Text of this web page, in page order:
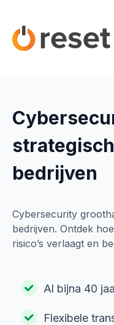
bedrijven
Cybersecurity
bedrijven. Ontdek
risico’s verlaagt en
Al bijna 40
Flexibele